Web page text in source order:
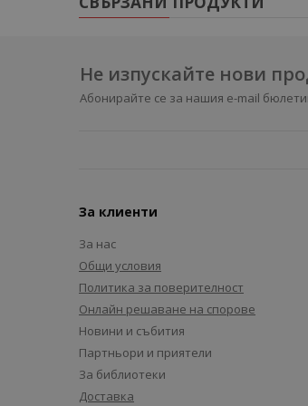
Не изпускайте нови
Абонирайте се за нашия e-mail
За клиенти
За нас
Общи условия
Политика за поверителност
Онлайн решаване на спорове
Новини и събития
Партньори и приятели
За библиотеки
Доставка